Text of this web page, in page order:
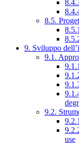
8.5.
9. Sviluppo
9.1.
9.2.
use